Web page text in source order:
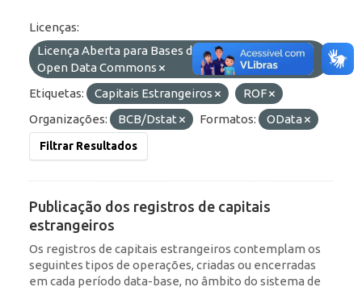
Licenças:
Licença Aberta para Bases de Dados (ODbL) do
Open Data Commons
Etiquetas:
Capitais Estrangeiros
ROF
Organizações:
BCB/Dstat Formatos: OData
Filtrar Resultados
Publicação dos registros de capitais
estrangeiros
Os registros de capitais estrangeiros contemplam os
seguintes tipos de operações, criadas ou encerradas
em cada período data-base, no âmbito do sistema de